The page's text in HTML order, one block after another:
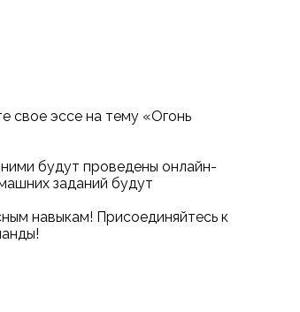
свое эссе на тему «Огонь
будут проведены онлайн-
заданий будут
навыкам! Присоединяйтесь к